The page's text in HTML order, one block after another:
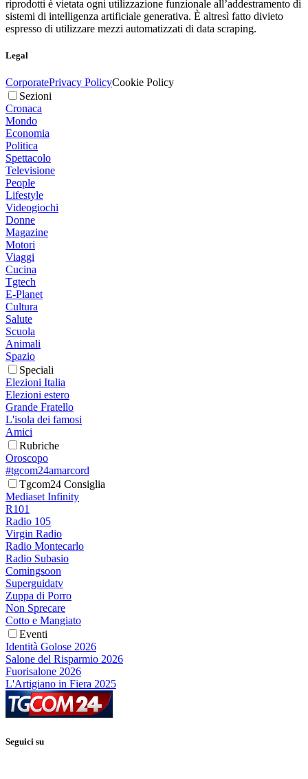
riprodotti è vietata ogni utilizzazione funzionale all’addestramento di
sistemi di intelligenza artificiale generativa. È altresì fatto divieto
espresso di utilizzare mezzi automatizzati di data scraping.
Legal
CorporatePrivacy PolicyCookie Policy
Sezioni
Cronaca
Mondo
Economia
Politica
Spettacolo
Televisione
People
Lifestyle
Videogiochi
Donne
Magazine
Motori
Viaggi
Cucina
Tgtech
E-Planet
Cultura
Salute
Scuola
Animali
Spazio
Speciali
Elezioni Italia
Elezioni estero
Grande Fratello
L'isola dei famosi
Amici
Rubriche
Oroscopo
#tgcom24amarcord
Tgcom24 Consiglia
Mediaset Infinity
R101
Radio 105
Virgin Radio
Radio Montecarlo
Radio Subasio
Comingsoon
Superguidatv
Zuppa di Porro
Non Sprecare
Cotto e Mangiato
Eventi
Identità Golose 2026
Salone del Risparmio 2026
Fuorisalone 2026
L'Artigiano in Fiera 2025
Seguici su